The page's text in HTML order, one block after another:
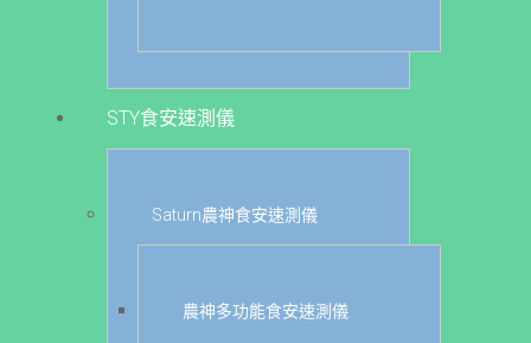
STY食安速測儀
Saturn農神食安速測儀
農神多功能食安速測儀